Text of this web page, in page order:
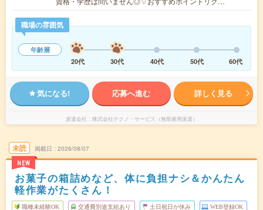
職場の雰囲気
年齢層
20代
30代 40代 50代 60代
気になる! 応募へ進む 詳しく見る
派遣会社 株式会社テクノ・サービス（無期雇用派遣）
未読
NEW
掲載日 2026/08/07
お菓子の箱詰めなど、体に負担ナシ＆かんたん
軽作業がたくさん！
職種未経験OK 交通費別途支給あり 土日祝日が休み WEB登録OK